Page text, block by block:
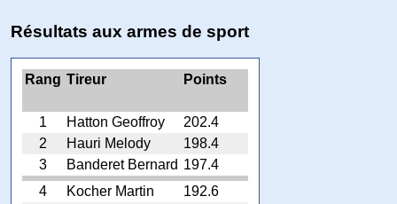
Résultats aux armes de sport
Rang Tireur Points
1 Hatton Geoffroy
202.4
2
Hauri Melody
198.4
3
Banderet Bernard 197.4
4
Kocher Martin 192.6